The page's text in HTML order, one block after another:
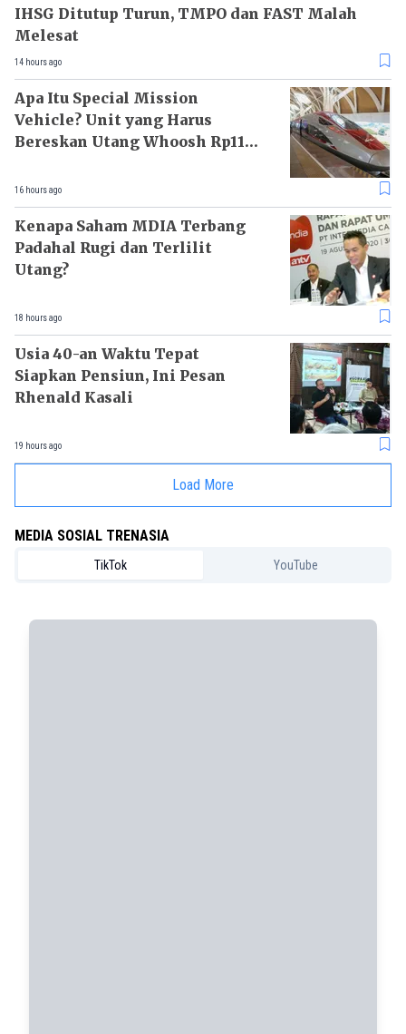
IHSG Ditutup Turun, TMPO dan FAST Malah
Melesat
14 hours ago
Apa Itu Special Mission
Vehicle? Unit yang Harus
Bereskan Utang Whoosh Rp116
16 hours ago
Kenapa Saham MDIA Terbang
Padahal Rugi dan Terlilit
Utang?
18 hours ago
Usia 40-an Waktu Tepat
Siapkan Pensiun, Ini Pesan
Rhenald Kasali
19 hours ago
Load More
MEDIA SOSIAL TRENASIA
TikTok YouTube